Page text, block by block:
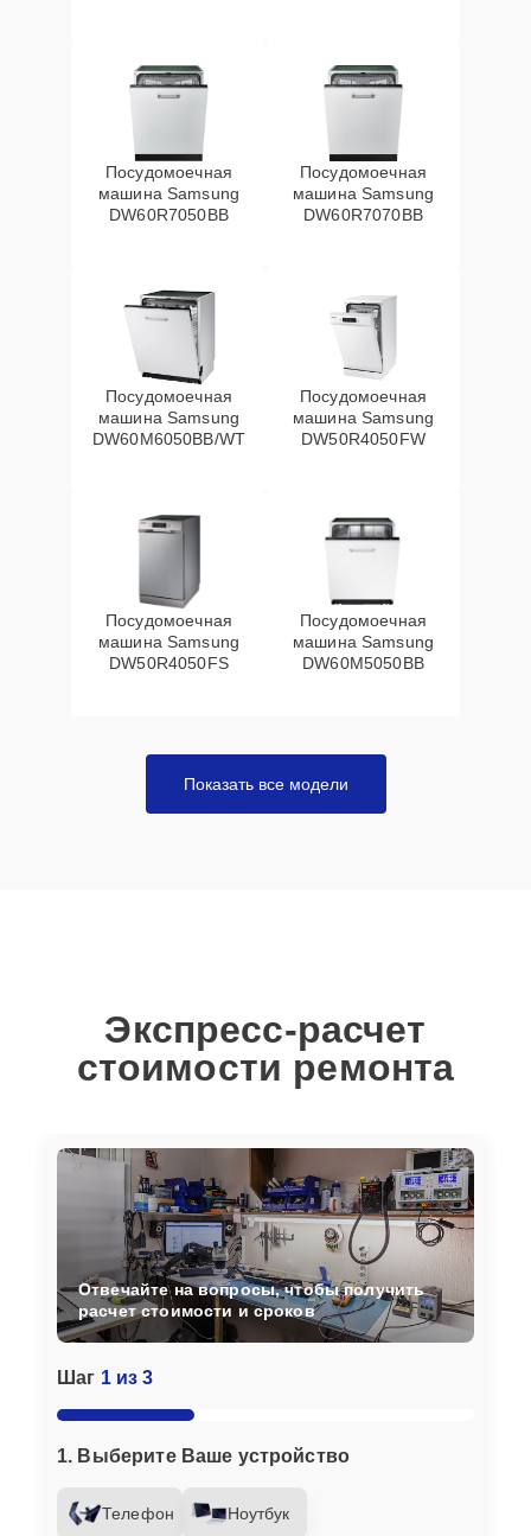
Посудомоечная
машина Samsung
DW60R7050BB
Посудомоечная
машина Samsung
DW60R7070BB
Посудомоечная
машина Samsung
DW60M6050BB/WT
Посудомоечная
машина Samsung
DW50R4050FW
Посудомоечная
машина Samsung
DW50R4050FS
Посудомоечная
машина Samsung
DW60M5050BB
Показать все модели
Экспресс-расчет
стоимости ремонта
Шаг 1 из 3
1. Выберите Ваше устройство
Телефон Ноутбук
Отвечайте на вопросы, чтобы получить
расчет стоимости и сроков